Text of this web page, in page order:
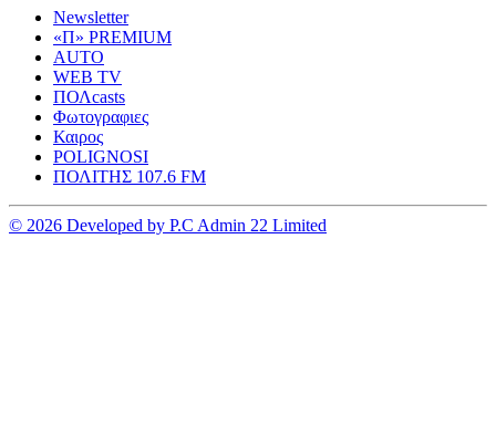
Newsletter
«Π» PREMIUM
AUTO
WEB TV
ΠΟΛcasts
Φωτογραφιες
Καιρος
POLIGNOSI
ΠΟΛΙΤΗΣ 107.6 FM
© 2026 Developed by P.C Admin 22 Limited